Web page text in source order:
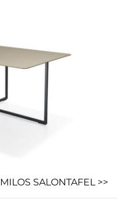
MILOS SALONTAFEL >>